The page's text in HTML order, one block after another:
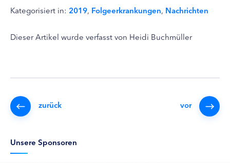
Kategorisiert in: 2019, Folgeerkrankungen, Nachrichten
Dieser Artikel wurde verfasst von Heidi Buchmüller
zurück vor
Unsere Sponsoren